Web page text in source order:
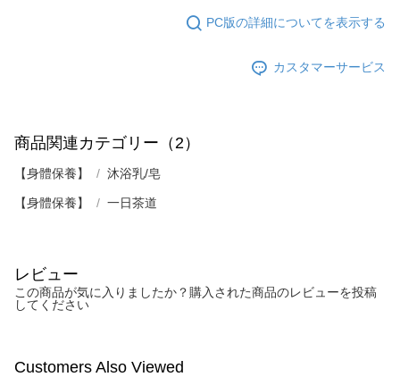
PC版の詳細についてを表示する
カスタマーサービス
商品関連カテゴリー（2）
【身體保養】 沐浴乳/皂
【身體保養】 一日茶道
レビュー
この商品が気に入りましたか？購入された商品のレビューを投稿
してください
Customers Also Viewed